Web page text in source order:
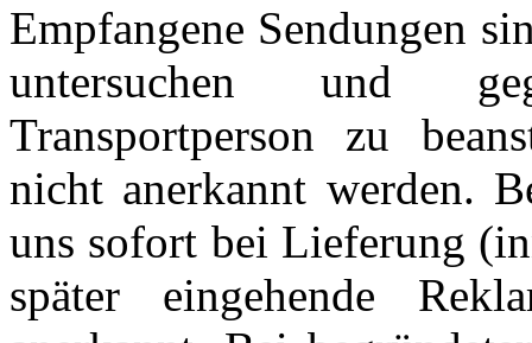
Empfangene Sendungen
untersuchen und
Transportperson zu
nicht anerkannt werden.
uns sofort bei Lieferung
später eingehende